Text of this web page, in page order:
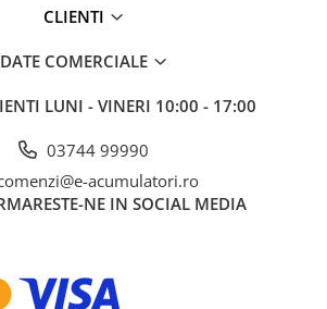
baterii,
USB
CLIENTI
DATE COMERCIALE
LUNI - VINERI 10:00 - 17:00
03744 99990
acumulatori.ro
NE IN SOCIAL MEDIA